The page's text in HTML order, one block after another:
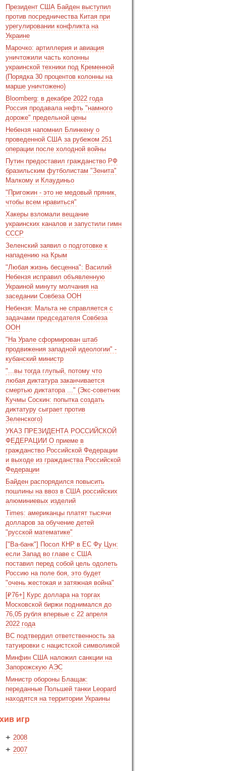
Президент США Байден выступил
против посредничества Китая при
урегулировании конфликта на
Украине
Марочко: артиллерия и авиация
уничтожили часть колонны
украинской техники под Кременной
(Порядка 30 процентов колонны на
марше уничтожено)
Bloomberg: в декабре 2022 года
Россия продавала нефть "намного
дороже" предельной цены
Небензя напомнил Блинкену о
проведенной США за рубежом 251
операции после холодной войны
Путин предоставил гражданство РФ
бразильским футболистам "Зенита"
Малкому и Клаудиньо
"Пригожин - это не медовый пряник,
чтобы всем нравиться"
Хакеры взломали вещание
украинских каналов и запустили гимн
СССР
Зеленский заявил о подготовке к
нападению на Крым
"Любая жизнь бесценна": Василий
Небензя исправил объявленную
Украиной минуту молчания на
заседании Совбеза ООН
Небензя: Мальта не справляется с
задачами председателя Совбеза
ООН
"На Урале сформирован штаб
продвижения западной идеологии" -
кубанский министр
"...вы тогда глупый, потому что
любая диктатура заканчивается
смертью диктатора ..." (Экс-советник
Кучмы Соскин: попытка создать
диктатуру сыграет против
Зеленского)
УКАЗ ПРЕЗИДЕНТА РОССИЙСКОЙ
ФЕДЕРАЦИИ О приеме в
гражданство Российской Федерации
и выходе из гражданства Российской
Федерации
Байден распорядился повысить
пошлины на ввоз в США российских
алюминиевых изделий
Times: американцы платят тысячи
долларов за обучение детей
"русской математике"
["Ва-банк"] Посол КНР в ЕС Фу Цун:
если Запад во главе с США
поставил перед собой цель одолеть
Россию на поле боя, это будет
"очень жестокая и затяжная война"
[₽76+] Курс доллара на торгах
Московской биржи поднимался до
76,05 рубля впервые с 22 апреля
2022 года
ВС подтвердил ответственность за
татуировки с нацистской символикой
Минфин США наложил санкции на
Запорожскую АЭС
Министр обороны Блащак:
переданные Польшей танки Leopard
находятся на территории Украины
игр
+ 2008
+ 2007